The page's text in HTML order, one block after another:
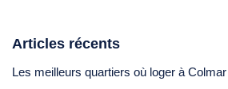
Articles récents
Les meilleurs quartiers où loger à Colmar